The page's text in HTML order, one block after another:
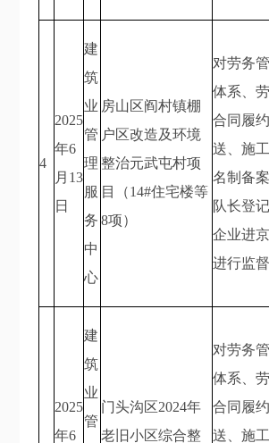
4
2025
年6
月13
日
建
筑
业
管
理
服
务
中
心
房山区阎村镇棚
户区改造及环境
整治元武屯村项
目（14#住宅楼等
8项）
对劳务
体系、
合同履
送、施
名制备
队长登
企业进
进行监督
2025
年6
建
筑
业
管
门头沟区2024年
老旧小区综合整
对劳务
体系、
合同履
送、施